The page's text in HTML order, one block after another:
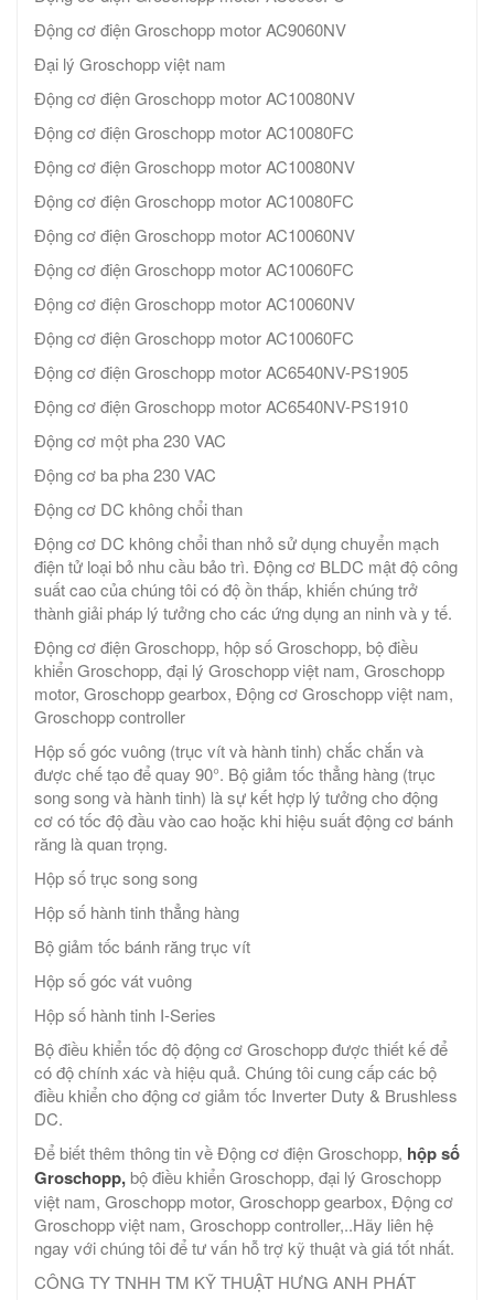
Động cơ điện Groschopp motor AC9060NV
Đại lý Groschopp việt nam
Động cơ điện Groschopp motor AC10080NV
Động cơ điện Groschopp motor AC10080FC
Động cơ điện Groschopp motor AC10080NV
Động cơ điện Groschopp motor AC10080FC
Động cơ điện Groschopp motor AC10060NV
Động cơ điện Groschopp motor AC10060FC
Động cơ điện Groschopp motor AC10060NV
Động cơ điện Groschopp motor AC10060FC
Động cơ điện Groschopp motor AC6540NV-PS1905
Động cơ điện Groschopp motor AC6540NV-PS1910
Động cơ một pha 230 VAC
Động cơ ba pha 230 VAC
Động cơ DC không chổi than
Động cơ DC không chổi than nhỏ sử dụng chuyển mạch
điện tử loại bỏ nhu cầu bảo trì. Động cơ BLDC mật độ công
suất cao của chúng tôi có độ ồn thấp, khiến chúng trở
thành giải pháp lý tưởng cho các ứng dụng an ninh và y tế.
Động cơ điện Groschopp, hộp số Groschopp, bộ điều
khiển Groschopp, đại lý Groschopp việt nam, Groschopp
motor, Groschopp gearbox, Động cơ Groschopp việt nam,
Groschopp controller
Hộp số góc vuông (trục vít và hành tinh) chắc chắn và
được chế tạo để quay 90°. Bộ giảm tốc thẳng hàng (trục
song song và hành tinh) là sự kết hợp lý tưởng cho động
cơ có tốc độ đầu vào cao hoặc khi hiệu suất động cơ bánh
răng là quan trọng.
Hộp số trục song song
Hộp số hành tinh thẳng hàng
Bộ giảm tốc bánh răng trục vít
Hộp số góc vát vuông
Hộp số hành tinh I-Series
Bộ điều khiển tốc độ động cơ Groschopp được thiết kế để
có độ chính xác và hiệu quả. Chúng tôi cung cấp các bộ
điều khiển cho động cơ giảm tốc Inverter Duty & Brushless
DC.
Để biết thêm thông tin về Động cơ điện Groschopp, hộp số
Groschopp,bộ điều khiển Groschopp, đại lý Groschopp
việt nam, Groschopp motor, Groschopp gearbox, Động cơ
Groschopp việt nam, Groschopp controller,..Hãy liên hệ
ngay với chúng tôi để tư vấn hỗ trợ kỹ thuật và giá tốt nhất.
CÔNG TY TNHH TM KỸ THUẬT HƯNG ANH PHÁT